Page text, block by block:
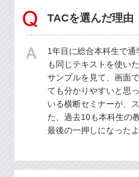
TACを選んだ理由
1年目に総合本科生で
も同じテキストを使い
サンプルを見て、画面
ても分かりやすいと思
いる横断セミナーが、
た、過去10も本科生の
最後の一押しになった